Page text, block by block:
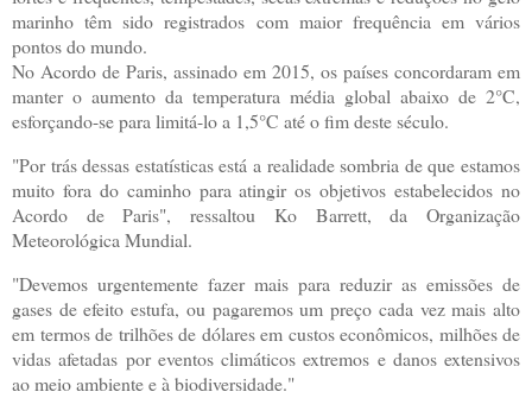
marinho têm sido registrados com maior frequência em vários
pontos do mundo.
No Acordo de Paris, assinado em 2015, os países concordaram em
manter o aumento da temperatura média global abaixo de 2°C,
esforçando-se para limitá-lo a 1,5°C até o fim deste século.
"Por trás dessas estatísticas está a realidade sombria de que estamos
muito fora do caminho para atingir os objetivos estabelecidos no
Acordo de Paris", ressaltou Ko Barrett, da Organização
Meteorológica Mundial.
"Devemos urgentemente fazer mais para reduzir as emissões de
gases de efeito estufa, ou pagaremos um preço cada vez mais alto
em termos de trilhões de dólares em custos econômicos, milhões de
vidas afetadas por eventos climáticos extremos e danos extensivos
ao meio ambiente e à biodiversidade."